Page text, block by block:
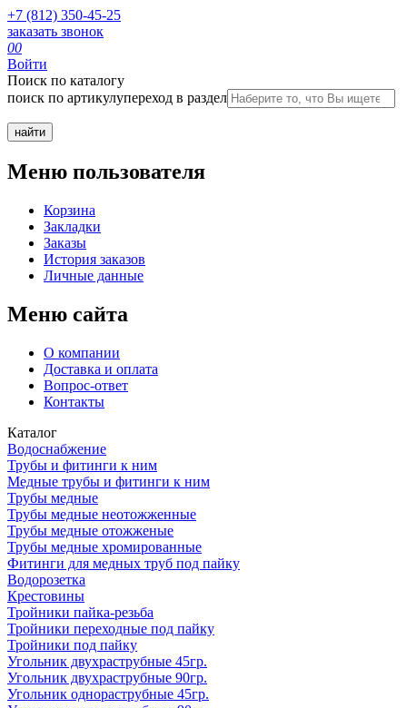
+7 (812) 350-45-25
заказать звонок
00
Войти
Поиск по каталогу
поиск по артикулупереход в раздел
Меню пользователя
Корзина
Закладки
Заказы
История заказов
Личные данные
Меню сайта
О компании
Доставка и оплата
Вопрос-ответ
Контакты
Каталог
Водоснабжение
Трубы и фитинги к ним
Медные трубы и фитинги к ним
Трубы медные
Трубы медные неотожженные
Трубы медные отожженые
Трубы медные хромированные
Фитинги для медных труб под пайку
Водорозетка
Крестовины
Тройники пайка-резьба
Тройники переходные под пайку
Тройники под пайку
Угольник двухраструбные 45гр.
Угольник двухраструбные 90гр.
Угольник однораструбные 45гр.